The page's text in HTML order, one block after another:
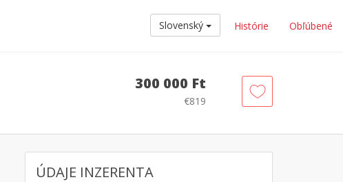
Slovenský Histórie Obľúbené
300 000 Ft
€819
ÚDAJE INZERENTA